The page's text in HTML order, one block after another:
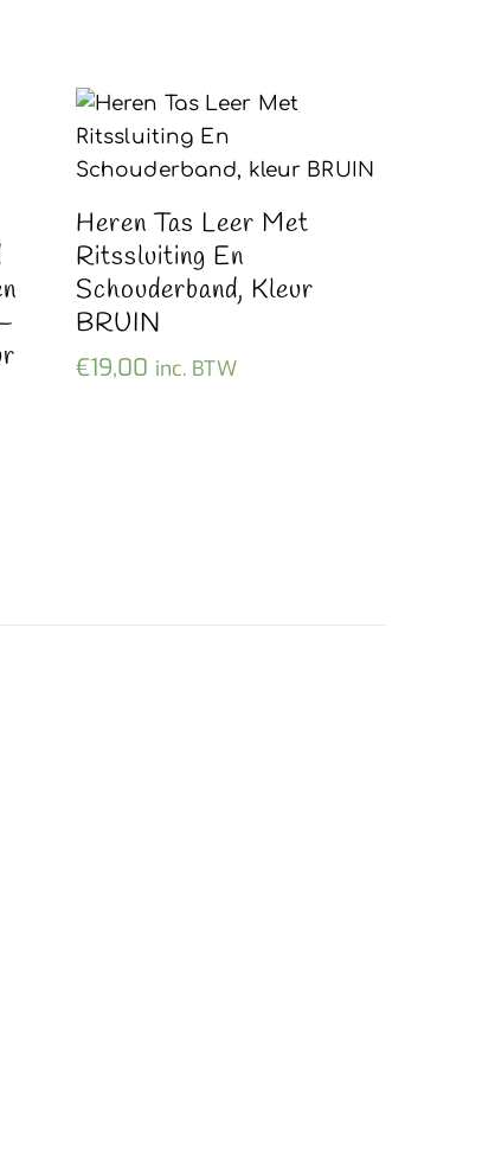
Heren Tas Leer Met
Ritssluiting En
Schouderband, Kleur
BRUIN
€19,00 inc. BTW